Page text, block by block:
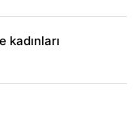
kadınları